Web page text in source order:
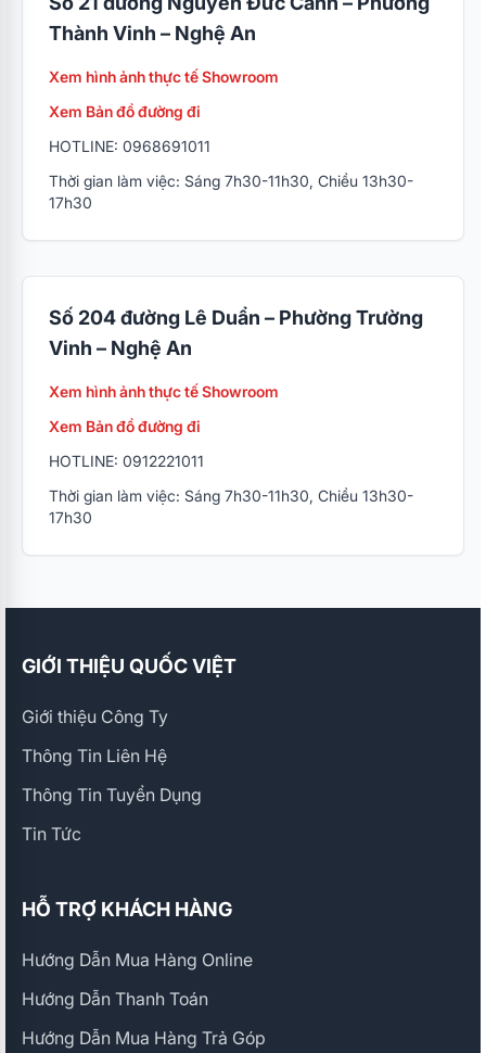
Thành Vinh – Nghệ An
Xem hình ảnh thực tế Showroom
Xem Bản đồ đường đi
HOTLINE: 0968691011
Thời gian làm việc: Sáng 7h30-11h30, Chiều 13h30-
17h30
Số 204 đường Lê Duẩn – Phường Trường
Vinh – Nghệ An
Xem hình ảnh thực tế Showroom
Xem Bản đồ đường đi
HOTLINE: 0912221011
Thời gian làm việc: Sáng 7h30-11h30, Chiều 13h30-
17h30
GIỚI THIỆU QUỐC VIỆT
Giới thiệu Công Ty
Thông Tin Liên Hệ
Thông Tin Tuyển Dụng
Tin Tức
HỖ TRỢ KHÁCH HÀNG
Hướng Dẫn Mua Hàng Online
Hướng Dẫn Thanh Toán
Hướng Dẫn Mua Hàng Trả Góp